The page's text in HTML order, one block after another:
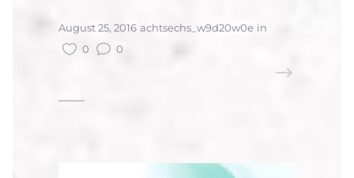
August 25, 2016 achtsechs_w9d20w0e in
0
0